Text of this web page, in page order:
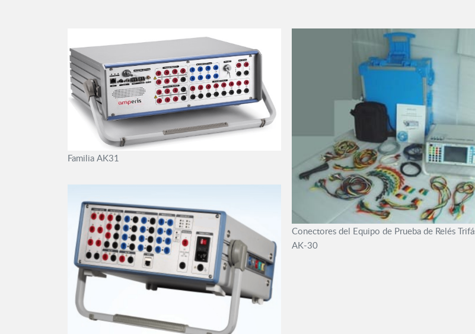
Familia AK31
Conectores del Equipo de Prueba de Relés
AK-30